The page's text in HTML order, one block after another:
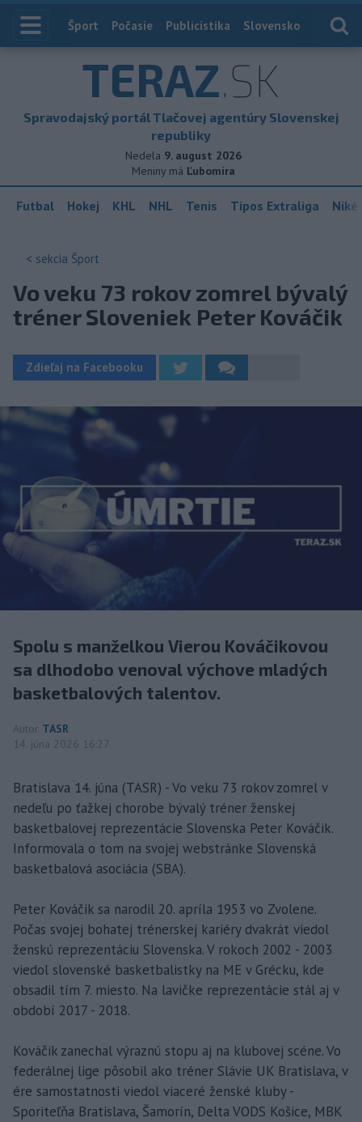
Index
Šport Počasie Publicistika Slovensko
TERAZ.SK
Spravodajský portál Tlačovej agentúry Slovenskej
republiky
Nedela 9. august 2026
Meniny má Ľubomíra
Futbal Hokej KHL NHL Tenis Tipos Extraliga
< sekcia Šport
Vo veku 73 rokov zomrel bývalý
tréner Sloveniek Peter Kováčik
Zdieľaj na Facebooku
Spolu s manželkou Vierou Kováčikovou
sa dlhodobo venoval výchove mladých
basketbalových talentov.
Autor TASR
14. júna 2026 16:27
Bratislava 14. júna (TASR) - Vo veku 73 rokov zomrel v
nedeľu po ťažkej chorobe bývalý tréner ženskej
basketbalovej reprezentácie Slovenska Peter Kováčik.
Informovala o tom na svojej webstránke Slovenská
basketbalová asociácia (SBA).
Peter Kováčik sa narodil 20. apríla 1953 vo Zvolene.
Počas svojej bohatej trénerskej kariéry dvakrát viedol
ženskú reprezentáciu Slovenska. V rokoch 2002 - 2003
viedol slovenské basketbalistky na ME v Grécku, kde
obsadil tím 7. miesto. Na lavičke reprezentácie stál aj v
období 2017 - 2018.
Kováčik zanechal výraznú stopu aj na klubovej scéne. Vo
federálnej lige pôsobil ako tréner Slávie UK Bratislava, v
ére samostatnosti viedol viaceré ženské kluby -
Sporiteľňa Bratislava, Šamorín, Delta VODS Košice, MBK